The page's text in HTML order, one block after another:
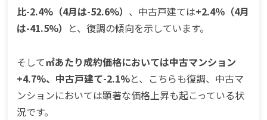
比-2.4%（4月は-52.6%） 、中古戸建ては+2.4％（4月
は-41.5%） と、復調の傾向を示しています。
そして㎡あたり成約価格においては中古マンション
+4.7%、中古戸建て-2.1%と、こちらも復調、中古マ
ンションにおいては顕著な価格上昇も起こっている状
況です。